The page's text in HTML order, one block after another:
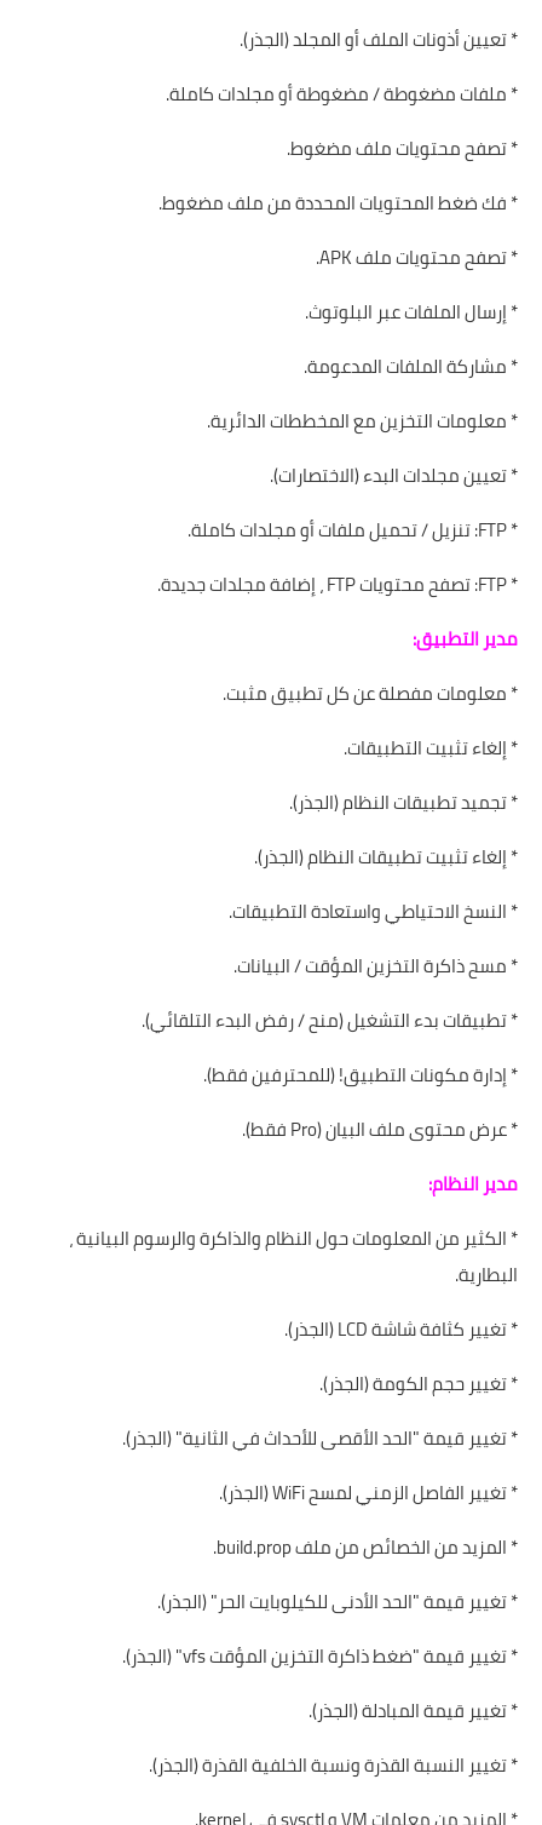
* تعيين أذونات الملف أو المجلد (الجذر).
* ملفات مضغوطة / مضغوطة أو مجلدات كاملة.
* تصفح محتويات ملف مضغوط.
* فك ضغط المحتويات المحددة من ملف مضغوط.
* تصفح محتويات ملف APK.
* إرسال الملفات عبر البلوتوث.
* مشاركة الملفات المدعومة.
* معلومات التخزين مع المخططات الدائرية.
* تعيين مجلدات البدء (الاختصارات).
* FTP: تنزيل / تحميل ملفات أو مجلدات كاملة.
* FTP: تصفح محتويات FTP ، إضافة مجلدات جديدة.
مدير التطبيق:
* معلومات مفصلة عن كل تطبيق مثبت.
* إلغاء تثبيت التطبيقات.
* تجميد تطبيقات النظام (الجذر).
* إلغاء تثبيت تطبيقات النظام (الجذر).
* النسخ الاحتياطي واستعادة التطبيقات.
* مسح ذاكرة التخزين المؤقت / البيانات.
* تطبيقات بدء التشغيل (منح / رفض البدء التلقائي).
* إدارة مكونات التطبيق! (للمحترفين فقط).
* عرض محتوى ملف البيان (Pro فقط).
مدير النظام:
* الكثير من المعلومات حول النظام والذاكرة والرسوم البيانية ،
البطارية.
* تغيير كثافة شاشة LCD (الجذر).
* تغيير حجم الكومة (الجذر).
* تغيير قيمة "الحد الأقصى للأحداث في الثانية" (الجذر).
* تغيير الفاصل الزمني لمسح WiFi (الجذر).
* المزيد من الخصائص من ملف build.prop.
* تغيير قيمة "الحد الأدنى للكيلوبايت الحر" (الجذر).
* تغيير قيمة "ضغط ذاكرة التخزين المؤقت vfs" (الجذر).
* تغيير قيمة المبادلة (الجذر).
* تغيير النسبة القذرة ونسبة الخلفية القذرة (الجذر).